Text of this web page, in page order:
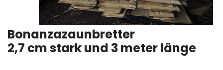
Bonanzazaunbretter
2,7 cm stark und 3 meter länge